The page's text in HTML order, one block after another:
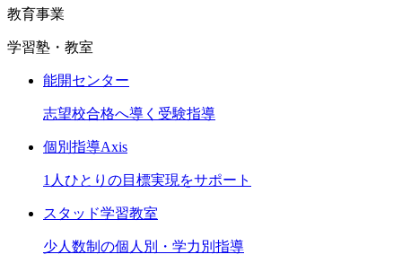
教育事業
学習塾・教室
能開センター
志望校合格へ導く受験指導
個別指導Axis
1人ひとりの目標実現をサポート
スタッド学習教室
少人数制の個人別・学力別指導